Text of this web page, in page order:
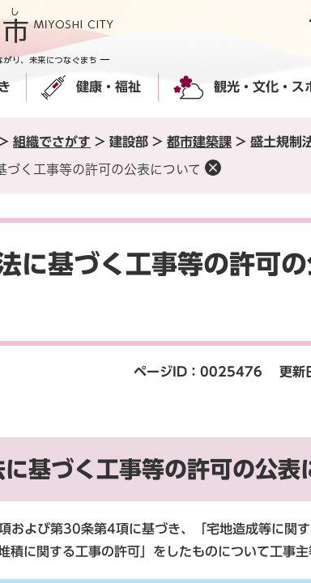
健康・福祉 観光・文化・ス
組織でさがす > 建設部 > 都市建築課 > 盛土規制
づく工事等の許可の公表について
に基づく工事等の許可
ページID：0025476
更新
基づく工事等の許可の公表
および第30条第4項に基づき、「宅地造成等に関
積に関する工事の許可」をしたものについて工事主